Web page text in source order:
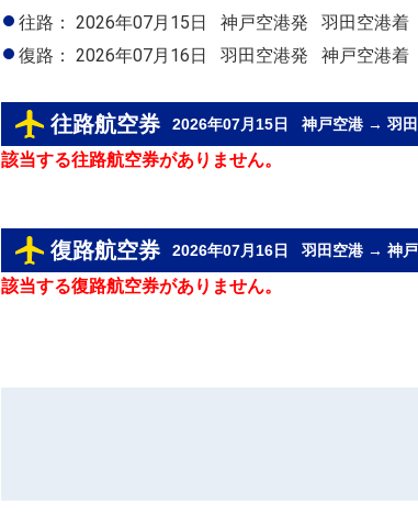
往路： 2026年07月15日 神戸空港発 羽田空港着
復路： 2026年07月16日 羽田空港発 神戸空港着
往路航空券 2026年07月15日 神戸空港 → 羽
該当する往路航空券がありません。
復路航空券 2026年07月16日 羽田空港 → 神
該当する復路航空券がありません。